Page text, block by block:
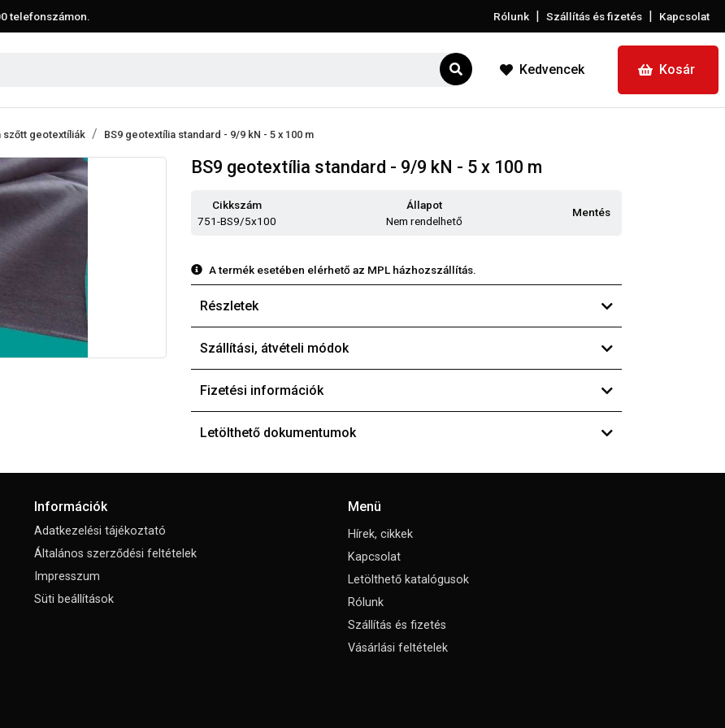
telefonszámon. Rólunk | Szállítás és fizetés | Kapcsolat
Kedvencek Kosár
szőtt geotextíliák BS9 geotextília standard - 9/9 kN - 5 x 100 m
BS9 geotextília standard - 9/9 kN - 5 x 100 m
Cikkszám
751-BS9/5x100
Állapot
Nem rendelhető
Mentés
A termék esetében elérhető az MPL házhozszállítás.
Részletek
Szállítási, átvételi módok
Fizetési információk
Letölthető dokumentumok
Információk
Adatkezelési tájékoztató
Általános szerződési feltételek
Impresszum
Süti beállítások
Menü
Hírek, cikkek
Kapcsolat
Letölthető katalógusok
Rólunk
Szállítás és fizetés
Vásárlási feltételek